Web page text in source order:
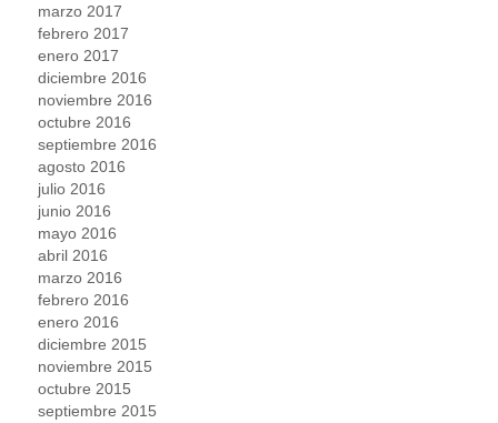
marzo 2017
febrero 2017
enero 2017
diciembre 2016
noviembre 2016
octubre 2016
septiembre 2016
agosto 2016
julio 2016
junio 2016
mayo 2016
abril 2016
marzo 2016
febrero 2016
enero 2016
diciembre 2015
noviembre 2015
octubre 2015
septiembre 2015